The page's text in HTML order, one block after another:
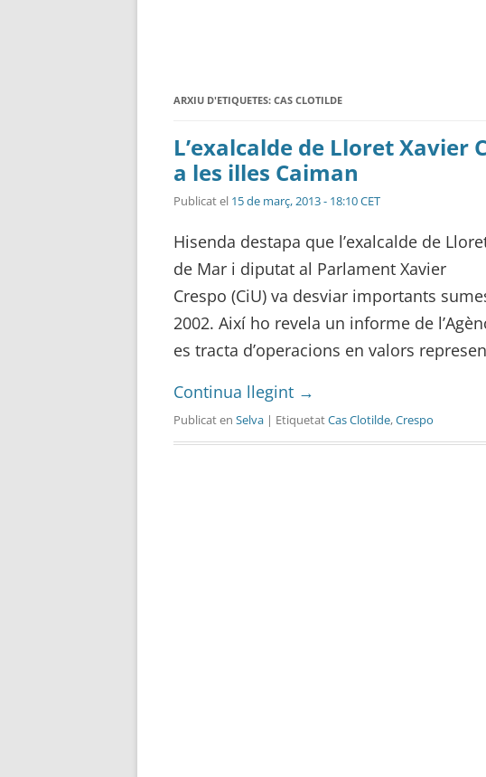
ARXIU D'ETIQUETES: CAS CLOTILDE
L’exalcalde de Lloret Xavier
a les illes Caiman
Publicat el 15 de març, 2013 - 18:10 CET
Hisenda destapa que l’exalcalde de
de Mar i diputat al Parlament Xavier
Crespo (CiU) va desviar importants
2002. Així ho revela un informe de
es tracta d’operacions en valors
Continua llegint →
Publicat en Selva | EtiquetatCas Clotilde,Crespo